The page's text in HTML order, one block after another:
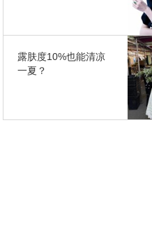
露肤度10%也能清凉
一夏？